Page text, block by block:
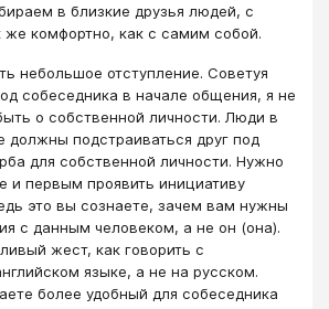
в близкие друзья людей, с
же комфортно, как с самим собой.
небольшое отступление. Советуя
собеседника в начале общения, я не
о собственной личности. Люди в
должны подстраиваться друг под
для собственной личности. Нужно
и первым проявить инициативу
это вы сознаете, зачем вам нужны
с данным человеком, а не он (она).
жест, как говорить с
языке, а не на русском.
более удобный для собеседника